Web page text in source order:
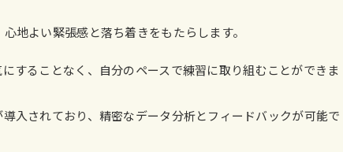
地よい緊張感と落ち着きをもたらします。
することなく、自分のペースで練習に取り組むことができま
入されており、精密なデータ分析とフィードバックが可能で